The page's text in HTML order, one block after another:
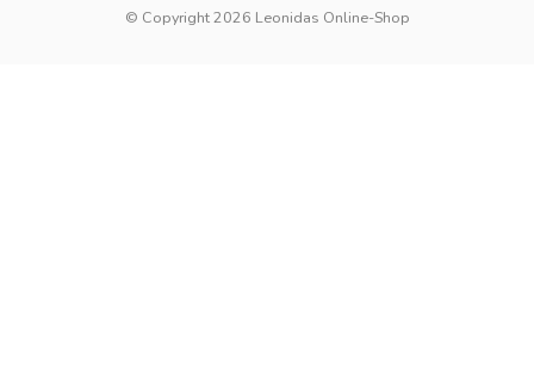
© Copyright 2026 Leonidas Online-Shop